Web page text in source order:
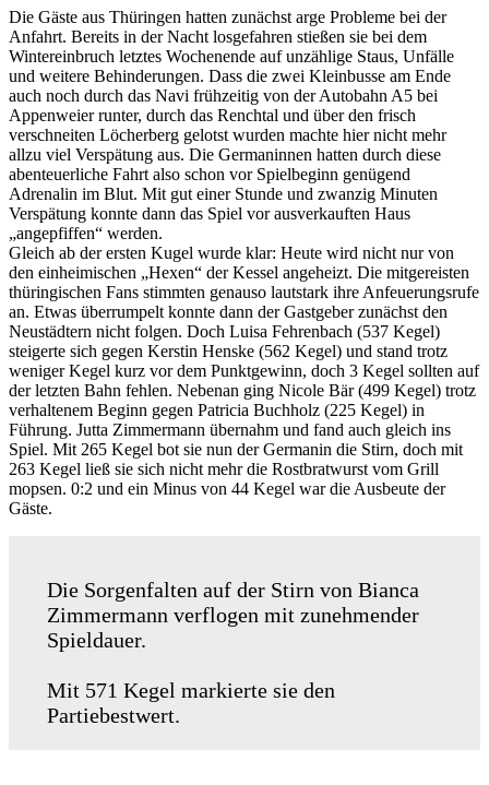
Die Gäste aus Thüringen hatten zunächst arge Probleme bei der
Anfahrt. Bereits in der Nacht losgefahren stießen sie bei dem
Wintereinbruch letztes Wochenende auf unzählige Staus, Unfälle
und weitere Behinderungen. Dass die zwei Kleinbusse am Ende
auch noch durch das Navi frühzeitig von der Autobahn A5 bei
Appenweier runter, durch das Renchtal und über den frisch
verschneiten Löcherberg gelotst wurden machte hier nicht mehr
allzu viel Verspätung aus. Die Germaninnen hatten durch diese
abenteuerliche Fahrt also schon vor Spielbeginn genügend
Adrenalin im Blut. Mit gut einer Stunde und zwanzig Minuten
Verspätung konnte dann das Spiel vor ausverkauften Haus
„angepfiffen“ werden.
Gleich ab der ersten Kugel wurde klar: Heute wird nicht nur von
den einheimischen „Hexen“ der Kessel angeheizt. Die mitgereisten
thüringischen Fans stimmten genauso lautstark ihre Anfeuerungsrufe
an. Etwas überrumpelt konnte dann der Gastgeber zunächst den
Neustädtern nicht folgen. Doch Luisa Fehrenbach (537 Kegel)
steigerte sich gegen Kerstin Henske (562 Kegel) und stand trotz
weniger Kegel kurz vor dem Punktgewinn, doch 3 Kegel sollten auf
der letzten Bahn fehlen. Nebenan ging Nicole Bär (499 Kegel) trotz
verhaltenem Beginn gegen Patricia Buchholz (225 Kegel) in
Führung. Jutta Zimmermann übernahm und fand auch gleich ins
Spiel. Mit 265 Kegel bot sie nun der Germanin die Stirn, doch mit
263 Kegel ließ sie sich nicht mehr die Rostbratwurst vom Grill
mopsen. 0:2 und ein Minus von 44 Kegel war die Ausbeute der
Gäste.
Die Sorgenfalten auf der Stirn von Bianca
Zimmermann verflogen mit zunehmender
Spieldauer.
Mit 571 Kegel markierte sie den
Partiebestwert.